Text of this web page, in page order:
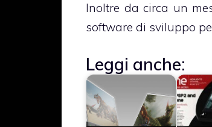
Inoltre da circa un
software di sviluppo
Leggi anche: